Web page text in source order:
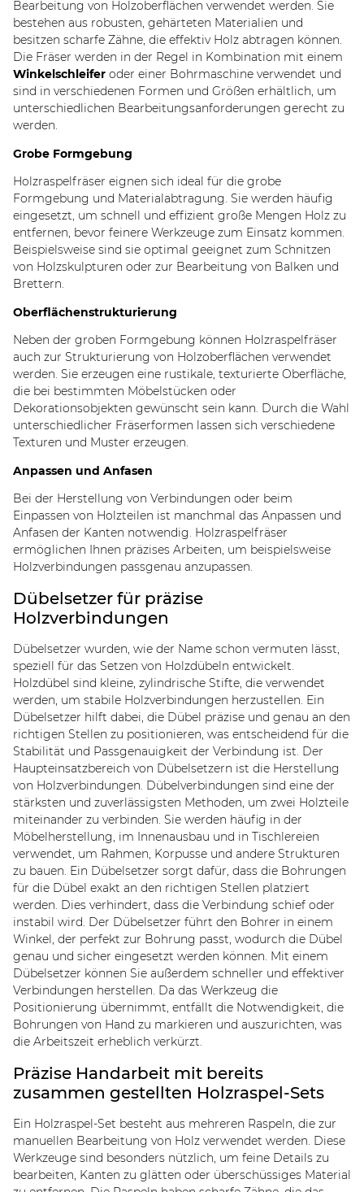
Bearbeitung von Holzoberflächen verwendet werden. Sie
bestehen aus robusten, gehärteten Materialien und
besitzen scharfe Zähne, die effektiv Holz abtragen können.
Die Fräser werden in der Regel in Kombination mit einem
Winkelschleifer oder einer Bohrmaschine verwendet und
sind in verschiedenen Formen und Größen erhältlich, um
unterschiedlichen Bearbeitungsanforderungen gerecht zu
werden.
Grobe Formgebung
Holzraspelfräser eignen sich ideal für die grobe
Formgebung und Materialabtragung. Sie werden häufig
eingesetzt, um schnell und effizient große Mengen Holz zu
entfernen, bevor feinere Werkzeuge zum Einsatz kommen.
Beispielsweise sind sie optimal geeignet zum Schnitzen
von Holzskulpturen oder zur Bearbeitung von Balken und
Brettern.
Oberflächenstrukturierung
Neben der groben Formgebung können Holzraspelfräser
auch zur Strukturierung von Holzoberflächen verwendet
werden. Sie erzeugen eine rustikale, texturierte Oberfläche,
die bei bestimmten Möbelstücken oder
Dekorationsobjekten gewünscht sein kann. Durch die Wahl
unterschiedlicher Fräserformen lassen sich verschiedene
Texturen und Muster erzeugen.
Anpassen und Anfasen
Bei der Herstellung von Verbindungen oder beim
Einpassen von Holzteilen ist manchmal das Anpassen und
Anfasen der Kanten notwendig. Holzraspelfräser
ermöglichen Ihnen präzises Arbeiten, um beispielsweise
Holzverbindungen passgenau anzupassen.
Dübelsetzer für präzise
Holzverbindungen
Dübelsetzer wurden, wie der Name schon vermuten lässt,
speziell für das Setzen von Holzdübeln entwickelt.
Holzdübel sind kleine, zylindrische Stifte, die verwendet
werden, um stabile Holzverbindungen herzustellen. Ein
Dübelsetzer hilft dabei, die Dübel präzise und genau an den
richtigen Stellen zu positionieren, was entscheidend für die
Stabilität und Passgenauigkeit der Verbindung ist. Der
Haupteinsatzbereich von Dübelsetzern ist die Herstellung
von Holzverbindungen. Dübelverbindungen sind eine der
stärksten und zuverlässigsten Methoden, um zwei Holzteile
miteinander zu verbinden. Sie werden häufig in der
Möbelherstellung, im Innenausbau und in Tischlereien
verwendet, um Rahmen, Korpusse und andere Strukturen
zu bauen. Ein Dübelsetzer sorgt dafür, dass die Bohrungen
für die Dübel exakt an den richtigen Stellen platziert
werden. Dies verhindert, dass die Verbindung schief oder
instabil wird. Der Dübelsetzer führt den Bohrer in einem
Winkel, der perfekt zur Bohrung passt, wodurch die Dübel
genau und sicher eingesetzt werden können. Mit einem
Dübelsetzer können Sie außerdem schneller und effektiver
Verbindungen herstellen. Da das Werkzeug die
Positionierung übernimmt, entfällt die Notwendigkeit, die
Bohrungen von Hand zu markieren und auszurichten, was
die Arbeitszeit erheblich verkürzt.
Präzise Handarbeit mit bereits
zusammen gestellten Holzraspel-Sets
Ein Holzraspel-Set besteht aus mehreren Raspeln, die zur
manuellen Bearbeitung von Holz verwendet werden. Diese
Werkzeuge sind besonders nützlich, um feine Details zu
bearbeiten, Kanten zu glätten oder überschüssiges Material